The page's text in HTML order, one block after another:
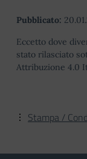
Pubblicato:
Eccetto dove
stato rilasciato
Attribuzione 4.0
Stampa /